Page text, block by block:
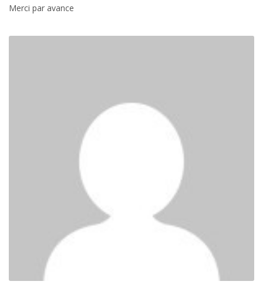
Merci par avance